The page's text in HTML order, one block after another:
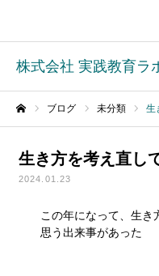
株式会社 実践教育ラ
ブログ 未分類 生
生き方を考え直し
2024.01.23
この年になって、生き
思う出来事があった